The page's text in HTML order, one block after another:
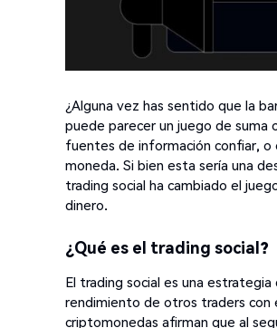
¿Alguna vez has sentido que la
puede parecer un juego de suma
fuentes de información confiar,
moneda. Si bien esta sería una
trading social ha cambiado el
dinero.
¿Qué es el trading social?
El trading social es una
rendimiento de otros traders con
criptomonedas afirman que al